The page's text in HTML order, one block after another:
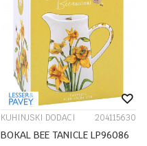
KUHINJSKI DODACI 204115630
BOKAL BEE TANICLE LP96086